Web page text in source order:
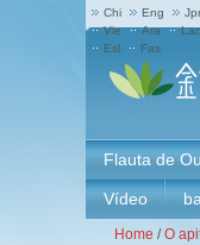
Chi Eng
Vie
Ara
Esl
Fas
Flauta de
Vídeo
Home / O